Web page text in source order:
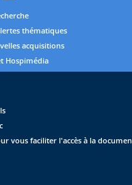
thématiques
acquisitions
Hospimédia
vous faciliter l'accès à la